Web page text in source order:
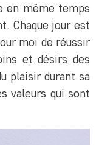
en même temps
Chaque jour est
moi de réussir
et désirs des
plaisir durant sa
valeurs qui sont